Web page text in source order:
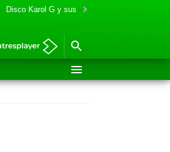
Disco Karol G y sus colaboraciones